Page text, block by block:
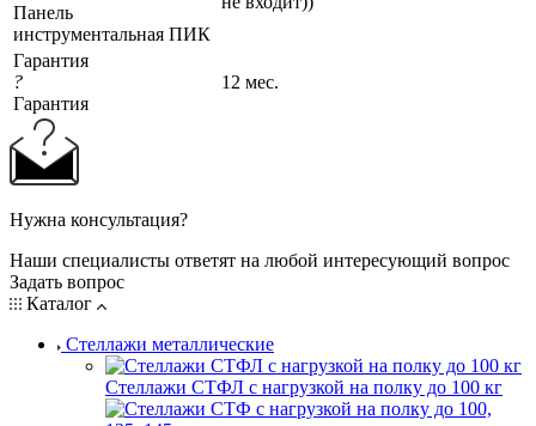
Панель
инструментальная ПИК
Гарантия
?
Гарантия
12 мес.
Нужна консультация?
Наши специалисты ответят на любой интересующий вопрос
Задать вопрос
Каталог
Стеллажи металлические
Стеллажи СТФЛ с нагрузкой на полку до 100 кг